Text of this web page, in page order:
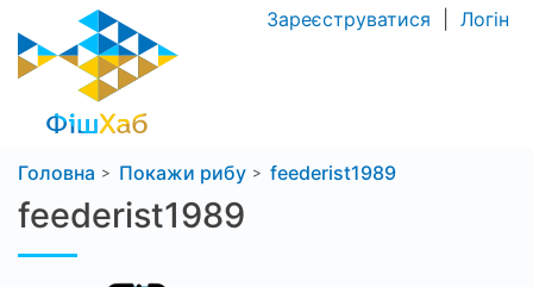
Зареєструватися Логін
Головна Покажи рибу feederist1989
feederist1989